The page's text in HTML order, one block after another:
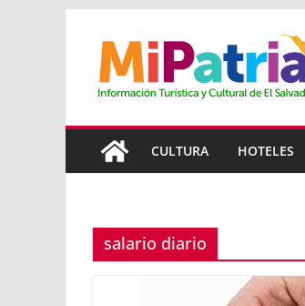
contenido
CULTURA HOTELES
salario diario